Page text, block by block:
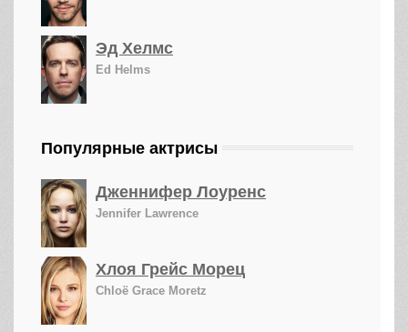
Эд Хелмс
Ed Helms
Популярные актрисы
Дженнифер Лоуренс
Jennifer Lawrence
Хлоя Грейс Морец
Chloë Grace Moretz